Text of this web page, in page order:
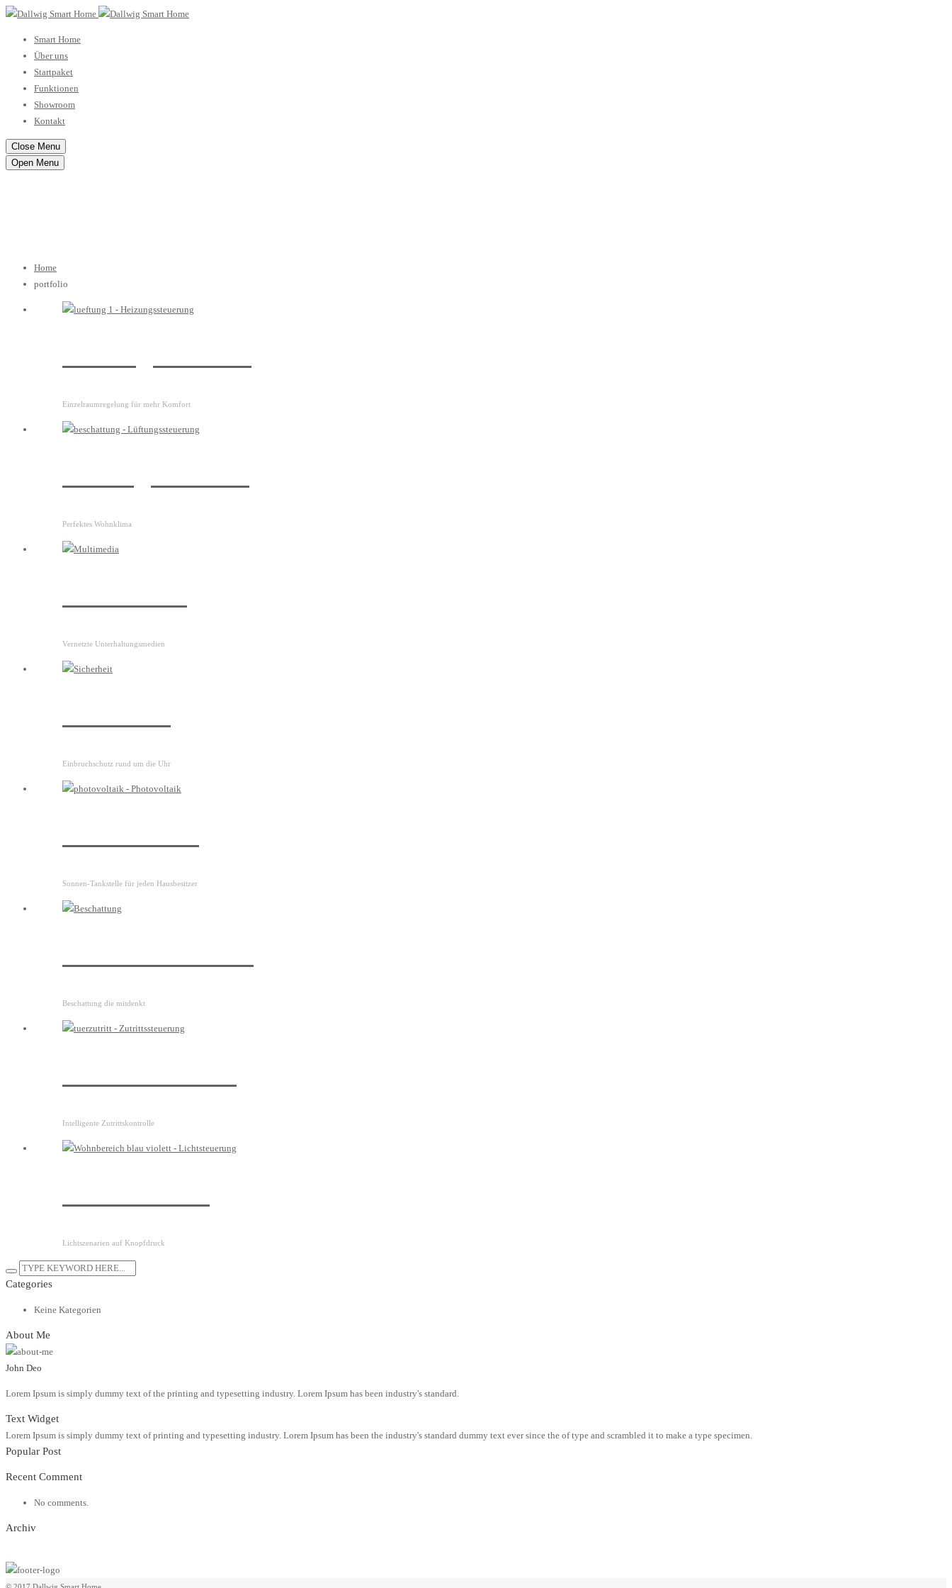
Smart Home
Über uns
Startpaket
Funktionen
Showroom
Kontakt
Close Menu
Open Menu
Home
portfolio
Einzelraumregelung für mehr Komfort
Perfektes Wohnklima
Vernetzte Unterhaltungsmedien
Einbruchschutz rund um die Uhr
Sonnen-Tankstelle für jeden Hausbesitzer
Beschattung die mitdenkt
Intelligente Zutrittskontrolle
Lichtszenarien auf Knopfdruck
Categories
Keine Kategorien
About Me
John Deo
Lorem Ipsum is simply dummy text of the printing and typesetting industry. Lorem Ipsum has been industry's standard.
Text Widget
Lorem Ipsum is simply dummy text of printing and typesetting industry. Lorem Ipsum has been the industry's standard dummy text ever since the of type and scrambled it to make a type specimen.
Popular Post
Recent Comment
No comments.
Archiv